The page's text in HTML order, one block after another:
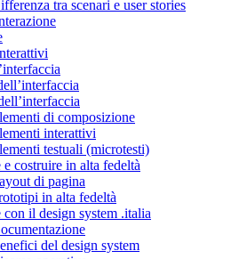
tra scenari e user stories
di composizione
interattivi
testuali (microtesti)
e costruire in alta fedeltà
di pagina
in alta fedeltà
con il design system .italia
del design system